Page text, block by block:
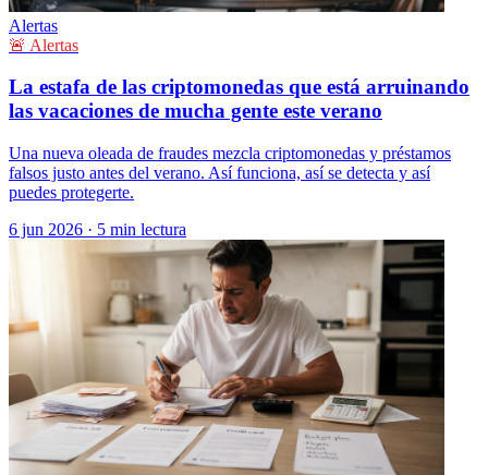
Alertas
🚨 Alertas
La estafa de las criptomonedas que está arruinando
las vacaciones de mucha gente este verano
Una nueva oleada de fraudes mezcla criptomonedas y préstamos
falsos justo antes del verano. Así funciona, así se detecta y así
puedes protegerte.
6 jun 2026 · 5 min lectura